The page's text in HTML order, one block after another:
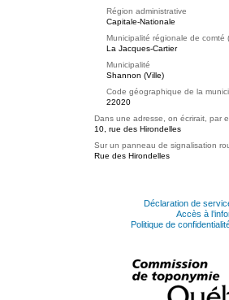
Région administrative
Capitale-Nationale
Municipalité régionale de comté
La Jacques-Cartier
Municipalité
Shannon (Ville)
Code géographique de la
22020
Dans une adresse, on écrirait, par
10, rue des Hirondelles
Sur un panneau de signalisation
Rue des Hirondelles
Déclaration de
Accès à
Politique de